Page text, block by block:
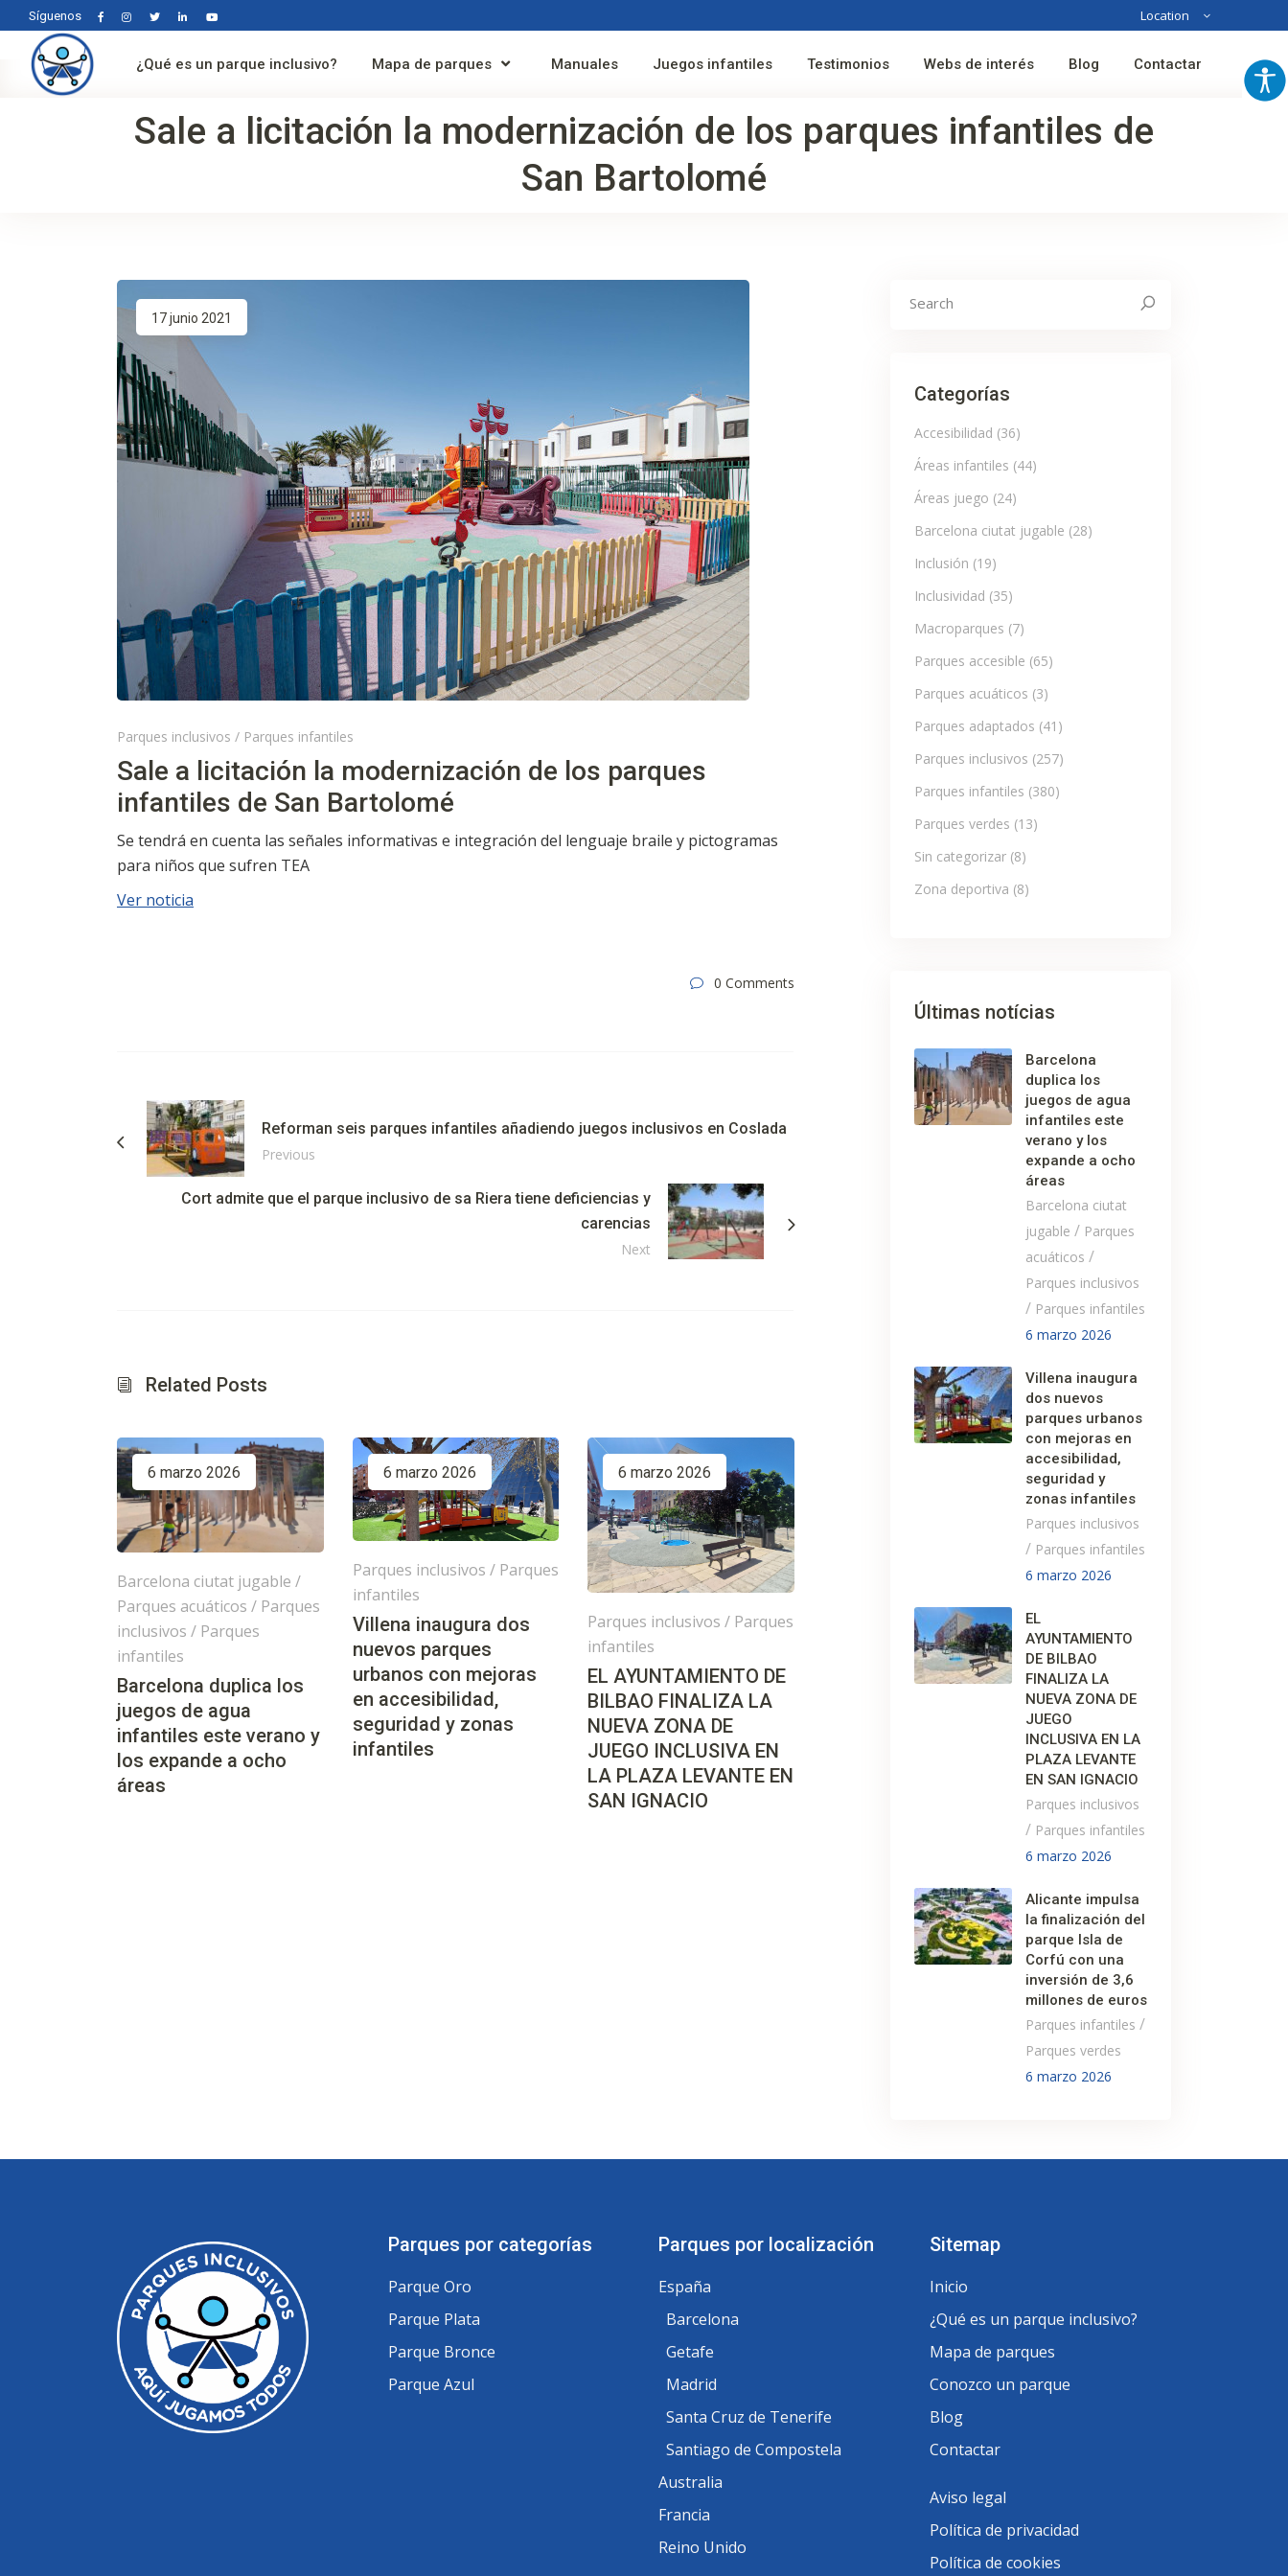
Síguenos Location
Australia
¿Qué es un parque inclusivo? Mapa de parques Manuales Juegos infantiles Testimonios Webs de interés Blog Contactar
Sale a licitación la modernización de los parques infantiles de
San Bartolomé
17 junio 2021
Parques inclusivos / Parques infantiles
Sale a licitación la modernización de los parques
infantiles de San Bartolomé
Se tendrá en cuenta las señales informativas e integración del lenguaje braile y pictogramas
para niños que sufren TEA
Ver noticia
0 Comments
Reforman seis parques infantiles añadiendo juegos inclusivos en Coslada
Previous
Cort admite que el parque inclusivo de sa Riera tiene deficiencias y
carencias
Next
Related Posts
6 marzo 2026
Barcelona ciutat jugable /
Parques acuáticos / Parques
inclusivos / Parques
infantiles
Barcelona duplica los
juegos de agua
infantiles este verano y
los expande a ocho
áreas
6 marzo 2026
Parques inclusivos / Parques
infantiles
Villena inaugura dos
nuevos parques
urbanos con mejoras
en accesibilidad,
seguridad y zonas
infantiles
6 marzo 2026
Parques inclusivos / Parques
infantiles
EL AYUNTAMIENTO DE
BILBAO FINALIZA LA
NUEVA ZONA DE
JUEGO INCLUSIVA EN
LA PLAZA LEVANTE EN
SAN IGNACIO
Categorías
Accesibilidad (36)
Áreas infantiles (44)
Áreas juego (24)
Barcelona ciutat jugable (28)
Inclusión (19)
Inclusividad (35)
Macroparques (7)
Parques accesible (65)
Parques acuáticos (3)
Parques adaptados (41)
Parques inclusivos (257)
Parques infantiles (380)
Parques verdes (13)
Sin categorizar(8)
Zona deportiva (8)
Últimas notícias
Barcelona
duplica los
juegos de agua
infantiles este
verano y los
expande a ocho
áreas
Barcelona ciutat
jugable / Parques
acuáticos /
Parques inclusivos
/ Parques infantiles
6 marzo 2026
Villena inaugura
dos nuevos
parques urbanos
con mejoras en
accesibilidad,
seguridad y
zonas infantiles
Parques inclusivos
/ Parques infantiles
6 marzo 2026
EL
AYUNTAMIENTO
DE BILBAO
FINALIZA LA
NUEVA ZONA DE
JUEGO
INCLUSIVA EN LA
PLAZA LEVANTE
EN SAN IGNACIO
Parques inclusivos
/ Parques infantiles
6 marzo 2026
Alicante impulsa
la finalización del
parque Isla de
Corfú con una
inversión de 3,6
millones de euros
Parques infantiles /
Parques verdes
6 marzo 2026
Parques por categorías
Parque Oro
Parque Plata
Parque Bronce
Parque Azul
Parques por localización
España
Barcelona
Getafe
Madrid
Santa Cruz de Tenerife
Santiago de Compostela
Australia
Francia
Reino Unido
Sitemap
Inicio
¿Qué es un parque inclusivo?
Mapa de parques
Conozco un parque
Blog
Contactar
Aviso legal
Política de privacidad
Política de cookies